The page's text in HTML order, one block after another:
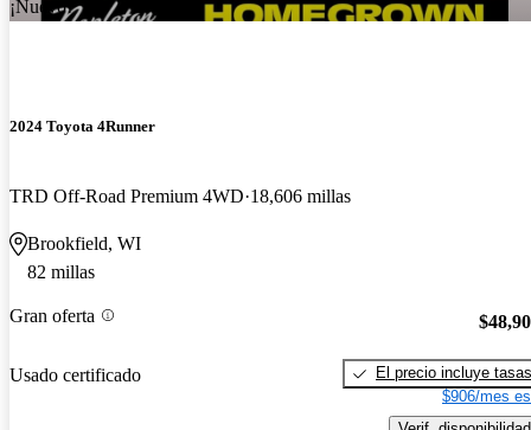
¡Nuevo!
2024 Toyota 4Runner
TRD Off-Road Premium 4WD 18,606 millas
Brookfield, WI
82 millas
Gran oferta
Usado certificado
El precio incluye tasas
$906/mes